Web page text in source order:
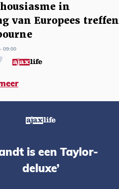
in
van Europees treffen
09:00
is een Taylor-
deluxe’